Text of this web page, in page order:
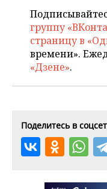
группу
страницу в
времени».
«Дзене».
Поделитесь в